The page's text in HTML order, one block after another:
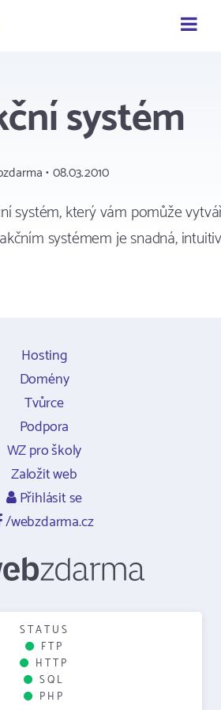
systém
• 08.03.2010
systém, který vám pomůže
systémem je snadná,
Hosting
Domény
Tvůrce
Podpora
WZ pro školy
Založit web
Přihlásit se
/webzdarma.cz
STATUS
FTP
HTTP
SQL
PHP